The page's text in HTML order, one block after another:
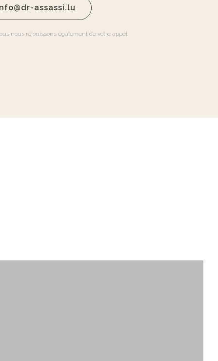
assassi.lu
nous réjouissons également de votre appel.